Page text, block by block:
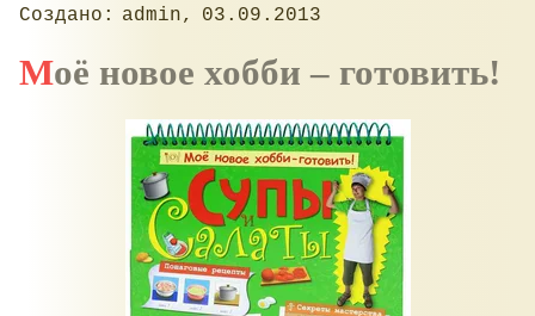
admin 03.09.2013
Моё новое хобби – готовить!